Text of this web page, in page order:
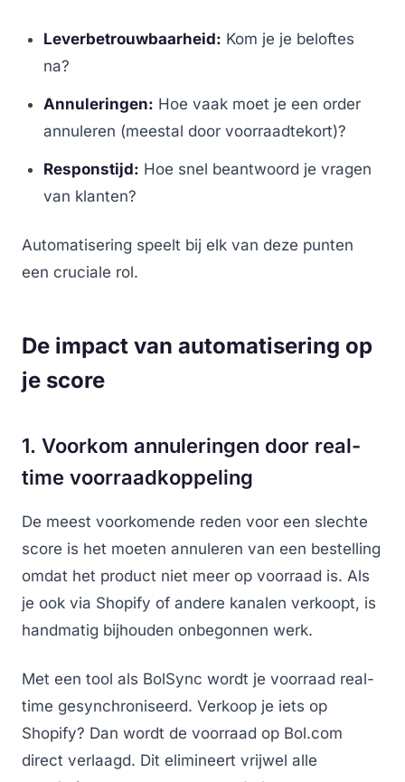
Leverbetrouwbaarheid: Kom je je beloftes
na?
Annuleringen: Hoe vaak moet je een order
annuleren (meestal door voorraadtekort)?
Responstijd: Hoe snel beantwoord je vragen
van klanten?
Automatisering speelt bij elk van deze punten
een cruciale rol.
De impact van automatisering op
je score
1. Voorkom annuleringen door real-
time voorraadkoppeling
De meest voorkomende reden voor een slechte
score is het moeten annuleren van een bestelling
omdat het product niet meer op voorraad is. Als
je ook via Shopify of andere kanalen verkoopt, is
handmatig bijhouden onbegonnen werk.
Met een tool als BolSync wordt je voorraad real-
time gesynchroniseerd. Verkoop je iets op
Shopify? Dan wordt de voorraad op Bol.com
direct verlaagd. Dit elimineert vrijwel alle